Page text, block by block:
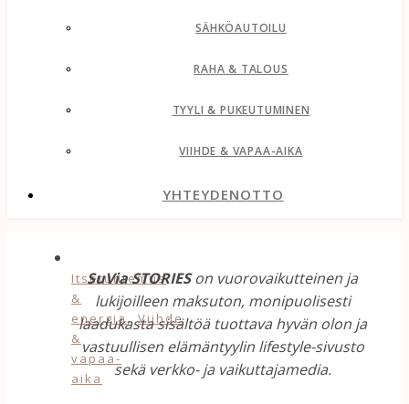
SÄHKÖAUTOILU
RAHA & TALOUS
TYYLI & PUKEUTUMINEN
VIIHDE & VAPAA-AIKA
YHTEYDENOTTO
Itsetuntemus
&
energia,Viihde
&
vapaa-
aika
SuVia STORIESon vuorovaikutteinen ja
lukijoilleen maksuton, monipuolisesti
laadukasta sisältöä tuottava hyvän olon ja
vastuullisen elämäntyylin lifestyle-sivusto
sekä verkko- ja vaikuttajamedia.